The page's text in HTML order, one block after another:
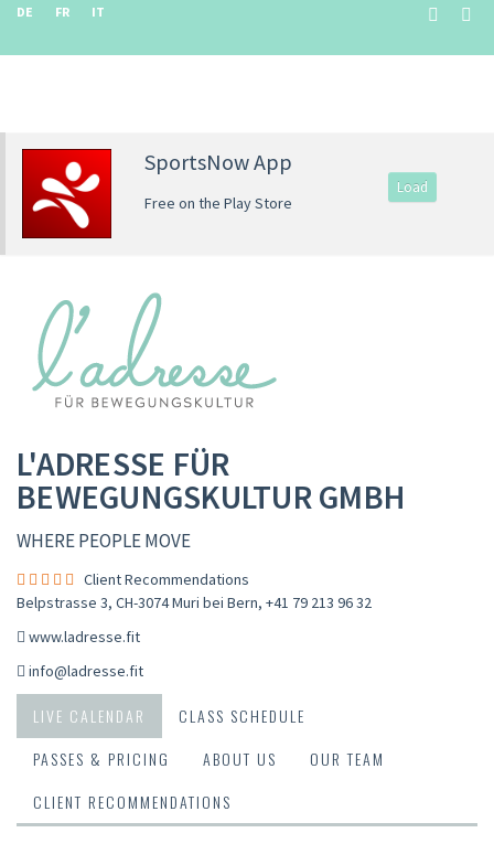
DE FR IT
SportsNow App
Free on the Play Store
Load
L'ADRESSE FÜR
BEWEGUNGSKULTUR GMBH
WHERE PEOPLE MOVE
Client Recommendations
Belpstrasse 3, CH-3074 Muri bei Bern, +41 79 213 96 32
www.ladresse.fit
info@ladresse.fit
LIVE CALENDAR
CLASS SCHEDULE
PASSES & PRICING
ABOUT US
OUR TEAM
CLIENT RECOMMENDATIONS